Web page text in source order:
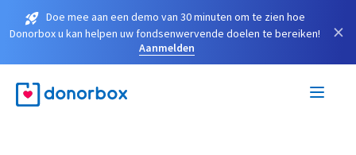
Doe mee aan een demo van 30 minuten om te zien hoe
Donorbox u kan helpen uw fondsenwervende doelen te bereiken!
Aanmelden
×